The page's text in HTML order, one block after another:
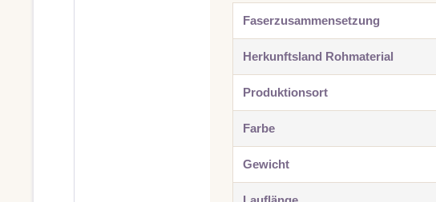
Faserzusammensetzung
Herkunftsland Rohmaterial
Produktionsort
Farbe
Gewicht